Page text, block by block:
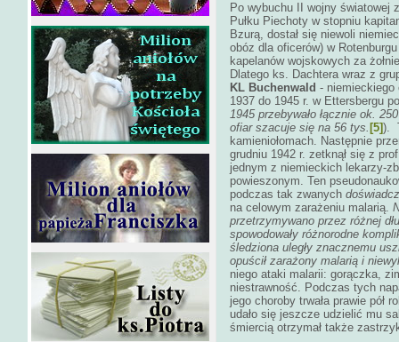
Po wybuchu II wojny światowej
Pułku Piechoty w stopniu
Bzurą, dostał się niewoli
obóz dla oficerów) w
kapelanów wojskowych za
Dlatego ks. Dachtera wraz z
KL Buchenwald - niemieckiego
1937 do 1945 r. w Ettersbergu
1945 przebywało łącznie ok.
ofiar szacuje się na 56 tys. [5]).
kamieniołomach. Następnie
grudniu 1942 r. zetknął się z
jednym z niemieckich lekarzy-
powieszonym. Ten
podczas tak zwanych
na celowym zarażeniu malarią.
przetrzymywano przez różnej
spowodowały różnorodne
śledziona uległy znacznemu
opuścił zarażony malarią i
niego ataki malarii: gorączka,
niestrawność. Podczas tych
jego choroby trwała prawie pół
udało się jeszcze udzielić mu
śmiercią otrzymał także